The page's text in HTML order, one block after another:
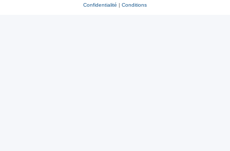
Confidentialité | Conditions